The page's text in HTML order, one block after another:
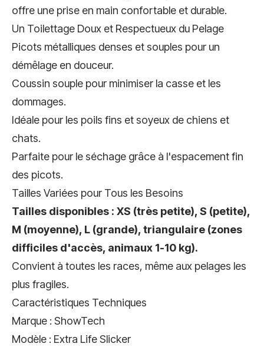
offre une prise en main confortable et durable.
Un Toilettage Doux et Respectueux du Pelage
Picots métalliques denses et souples pour un
démêlage en douceur.
Coussin souple pour minimiser la casse et les
dommages.
Idéale pour les poils fins et soyeux de chiens et
chats.
Parfaite pour le séchage grâce à l'espacement fin
des picots.
Tailles Variées pour Tous les Besoins
Tailles disponibles : XS (très petite), S (petite),
M (moyenne), L (grande), triangulaire (zones
difficiles d'accès, animaux 1-10 kg).
Convient à toutes les races, même aux pelages les
plus fragiles.
Caractéristiques Techniques
Marque : ShowTech
Modèle : Extra Life Slicker